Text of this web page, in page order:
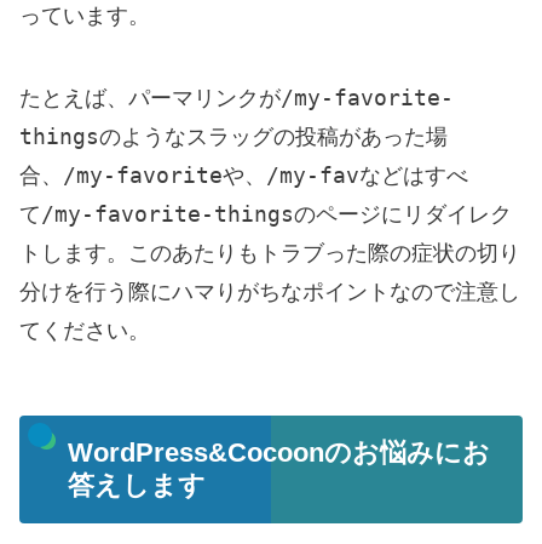
っています。
たとえば、パーマリンクが/my-favorite-
thingsのようなスラッグの投稿があった場
合、 /my-favoriteや、 /my-favなどはすべ
て /my-favorite-thingsのページにリダイレク
トします。このあたりもトラブった際の症状の切り
分けを行う際にハマりがちなポイントなので注意し
てください。
WordPress&Cocoonのお悩みにお
答えします